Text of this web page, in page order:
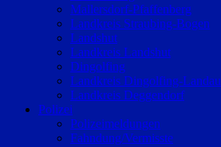
Mallersdorf-Pfaffenberg
Landkreis Straubing-Bogen
Landshut
Landkreis Landshut
Dingolfing
Landkreis Dingolfing-Landau
Landkreis Deggendorf
Polizei
Polizeimeldungen
Fahndung/Vermisste